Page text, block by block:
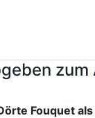
zum
Fouquet als